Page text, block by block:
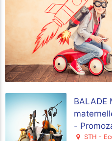
BALADE
-
STH -